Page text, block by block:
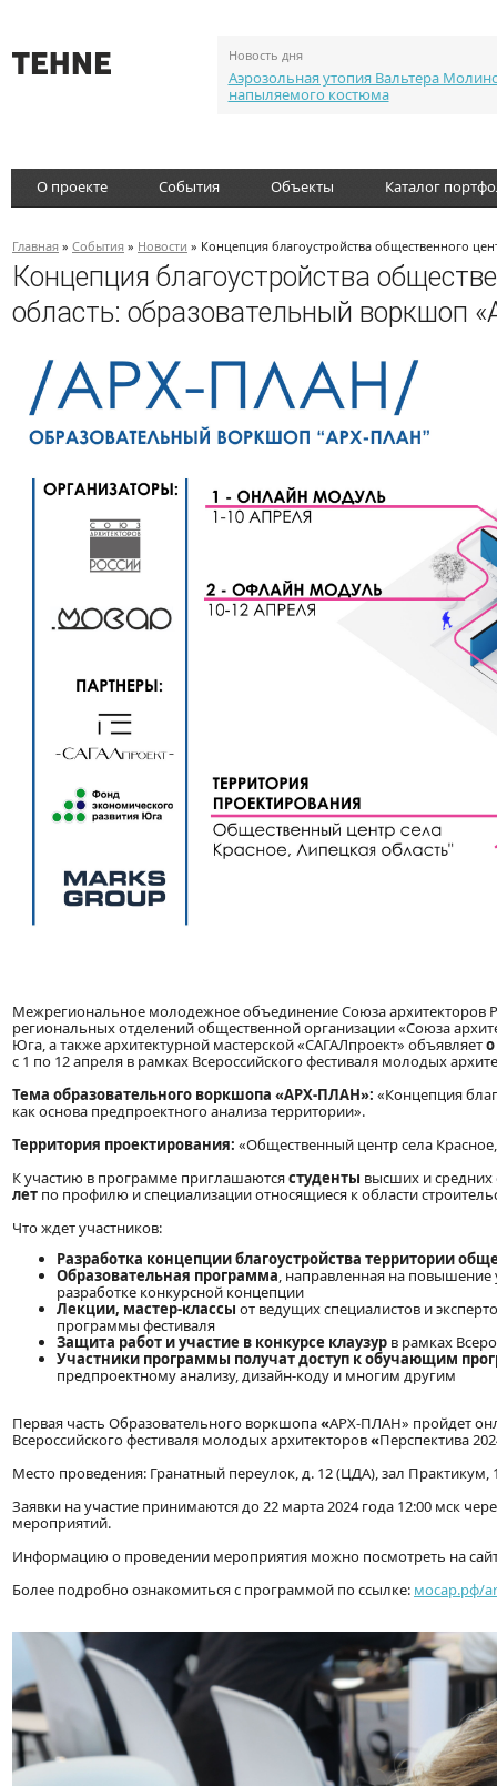
Новость дня
Аэрозольная утопия Вальтера
напыляемого костюма
О проекте События Объекты Каталог
Главная » События » Новости » Концепция благоустройства общественного
Концепция благоустройства
область: образовательный воркшоп
Межрегиональное молодежное объединение Союза архитекторов
региональных отделений общественной организации «Союза
Юга, а также архитектурной мастерской «САГАЛпроект» объявляет
с 1 по 12 апреля в рамках Всероссийского фестиваля молодых
Тема образовательного воркшопа «АРХ-ПЛАН»: «Концепция
как основа предпроектного анализа территории».
Территория проектирования: «Общественный центр села
К участию в программе приглашаютсястуденты высших и средних
лет по профилю и специализации относящиеся к области
Что ждет участников:
Разработка концепции благоустройства территории
Образовательная программа, направленная на повышение
разработке конкурсной концепции
Лекции, мастер-классы от ведущих специалистов и
программы фестиваля
Защита работ и участие в конкурсе клаузур в рамках
Участники программы получат доступ к обучающим
предпроектному анализу, дизайн-коду и многим другим
Первая часть Образовательного воркшопа«АРХ-ПЛАН» пройдет
Всероссийского фестиваля молодых архитекторов«Перспектива
Место проведения: Гранатный переулок, д. 12 (ЦДА), зал Практикум,
Заявки на участие принимаются до 22 марта 2024 года 12:00 мск
мероприятий.
Информацию о проведении мероприятия можно посмотреть на
Более подробно ознакомиться с программой по ссылке: мосар.рф/